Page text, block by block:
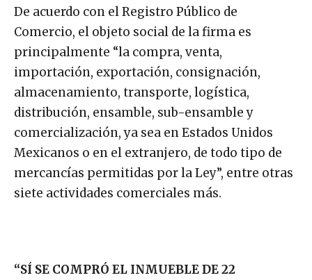
De acuerdo con el Registro Público de
Comercio, el objeto social de la firma es
principalmente “la compra, venta,
importación, exportación, consignación,
almacenamiento, transporte, logística,
distribución, ensamble, sub-ensamble y
comercialización, ya sea en Estados Unidos
Mexicanos o en el extranjero, de todo tipo de
mercancías permitidas por la Ley”, entre otras
siete actividades comerciales más.
“SÍ SE COMPRÓ EL INMUEBLE DE 22